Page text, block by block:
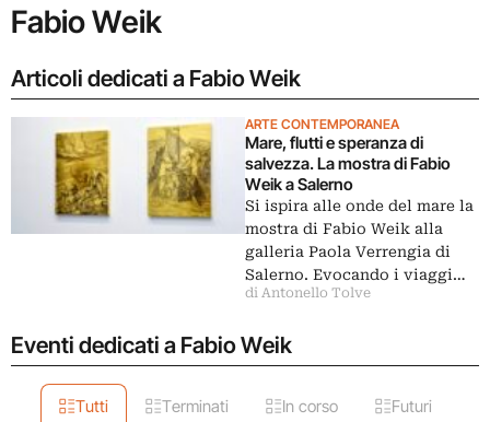
Fabio Weik
Articoli dedicati a Fabio Weik
ARTE CONTEMPORANEA
Mare, flutti e speranza di
salvezza. La mostra di Fabio
Weik a Salerno
Si ispira alle onde del mare la
mostra di Fabio Weik alla
galleria Paola Verrengia di
Salerno. Evocando i viaggi…
di Antonello Tolve
Eventi dedicati a Fabio Weik
Tutti Terminati In corso Futuri